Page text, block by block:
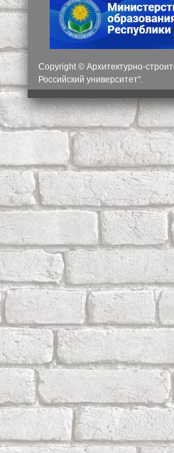
Copyright © Архитектурно-
Российский университет".